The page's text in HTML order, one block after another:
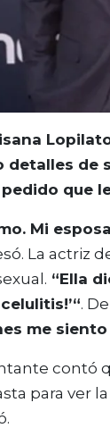
detalles de
que
Mi
La actriz
“Ella
.
me
contó
para ver